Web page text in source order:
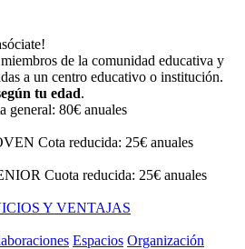
de la comunidad educativa y
a un centro educativo o institución.
tu edad.
general: 80€ anuales
Cota reducida: 25€ anuales
Cuota reducida: 25€ anuales
Y VENTAJAS
Espacios Organización